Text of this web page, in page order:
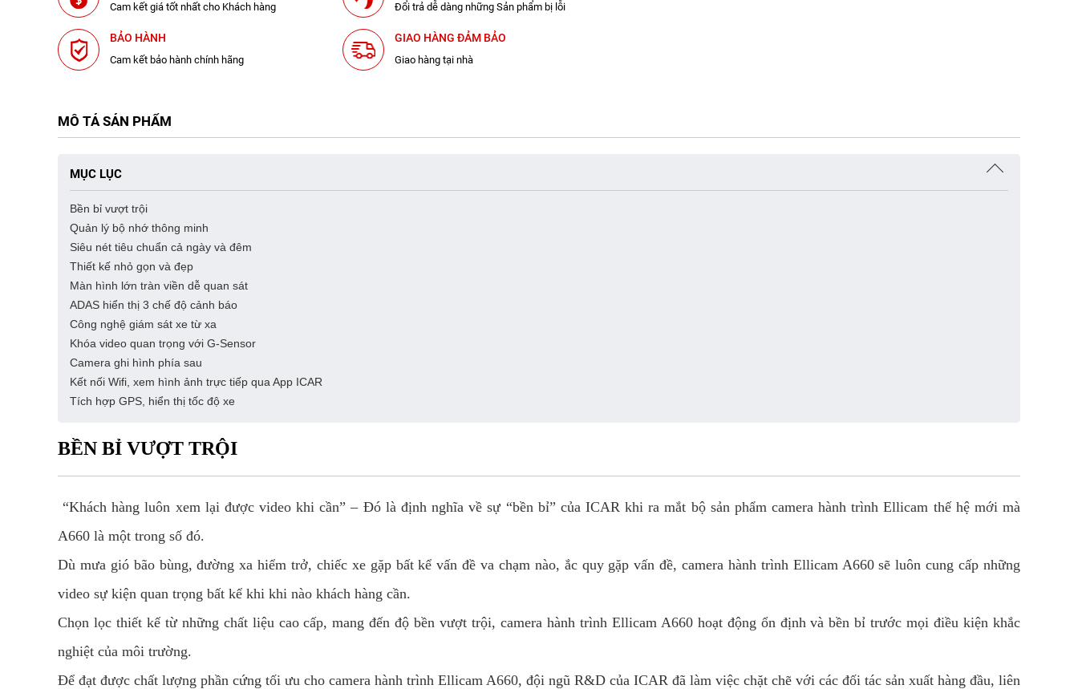
Cam kết giá tốt nhất cho Khách hàng Đổi trả dễ dàng những Sản phẩm bị lỗi
BẢO HÀNH
Cam kết bảo hành chính hãng
GIAO HÀNG ĐẢM BẢO
Giao hàng tại nhà
MÔ TẢ SẢN PHẨM
MỤC LỤC
Bền bỉ vượt trội
Quản lý bộ nhớ thông minh
Siêu nét tiêu chuẩn cả ngày và đêm
Thiết kế nhỏ gọn và đẹp
Màn hình lớn tràn viền dễ quan sát
ADAS hiển thị 3 chế độ cảnh báo
Công nghệ giám sát xe từ xa
Khóa video quan trọng với G-Sensor
Camera ghi hình phía sau
Kết nối Wifi, xem hình ảnh trực tiếp qua App ICAR
Tích hợp GPS, hiển thị tốc độ xe
BỀN BỈ VƯỢT TRỘI
“Khách hàng luôn xem lại được video khi cần” – Đó là định nghĩa về sự “bền bỉ” của ICAR khi ra mắt bộ sản phẩm camera hành trình Ellicam thế hệ mới mà
A660 là một trong số đó.
Dù mưa gió bão bùng, đường xa hiểm trở, chiếc xe gặp bất kể vấn đề va chạm nào, ắc quy gặp vấn đề, camera hành trình Ellicam A660 sẽ luôn cung cấp những
video sự kiện quan trọng bất kể khi khi nào khách hàng cần.
Chọn lọc thiết kế từ những chất liệu cao cấp, mang đến độ bền vượt trội, camera hành trình Ellicam A660 hoạt động ổn định và bền bỉ trước mọi điều kiện khắc
nghiệt của môi trường.
Để đạt được chất lượng phần cứng tối ưu cho camera hành trình Ellicam A660, đội ngũ R&D của ICAR đã làm việc chặt chẽ với các đối tác sản xuất hàng đầu, liên